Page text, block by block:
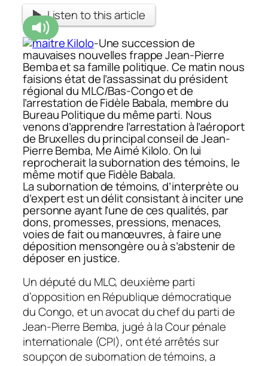
Listen to this article
-Une succession de
mauvaises nouvelles frappe Jean-Pierre
Bemba et sa famille politique. Ce matin nous
faisions état de l’assassinat du président
régional du MLC/Bas-Congo et de
l’arrestation de Fidèle Babala, membre du
Bureau Politique du même parti. Nous
venons d’apprendre l’arrestation à l’aéroport
de Bruxelles du principal conseil de Jean-
Pierre Bemba, Me Aimé Kilolo. On lui
reprocherait la subornation des témoins, le
même motif que Fidèle Babala.
La subornation de témoins, d’interprète ou
d’expert est un délit consistant à inciter une
personne ayant l’une de ces qualités, par
dons, promesses, pressions, menaces,
voies de fait ou manœuvres, à faire une
déposition mensongère ou à s’abstenir de
déposer en justice.
Un député du MLC, deuxième parti
d’opposition en République démocratique
du Congo, et un avocat du chef du parti de
Jean-Pierre Bemba, jugé à la Cour pénale
internationale (CPI), ont été arrêtés sur
soupçon de subornation de témoins, a